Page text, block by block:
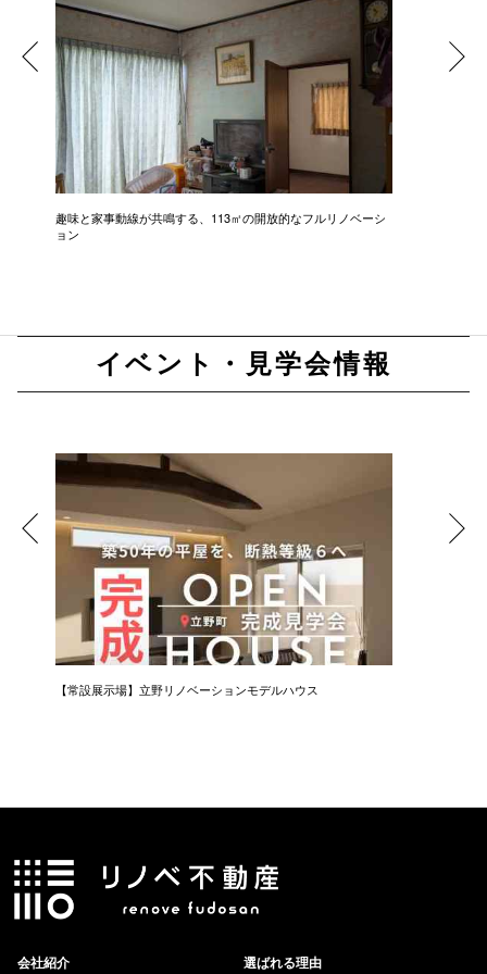
趣味と家事動線が共鳴する、113㎡の開放的なフルリノベーシ
ョン
イベント・見学会情報
【常設展示場】立野リノベーションモデルハウス
会社紹介 選ばれる理由